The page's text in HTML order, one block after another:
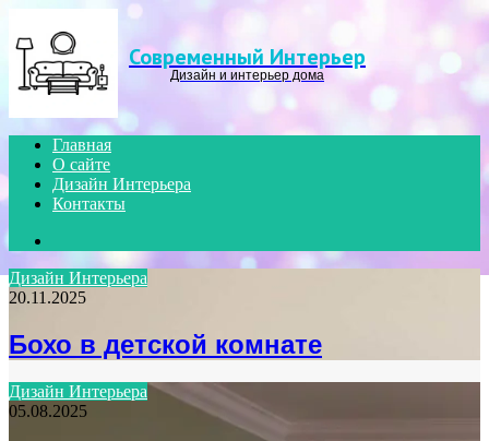
Современный Интерьер
Дизайн и интерьер дома
Главная
О сайте
Дизайн Интерьера
Контакты
Дизайн Интерьера
20.11.2025
Бохо в детской комнате
Дизайн Интерьера
05.08.2025